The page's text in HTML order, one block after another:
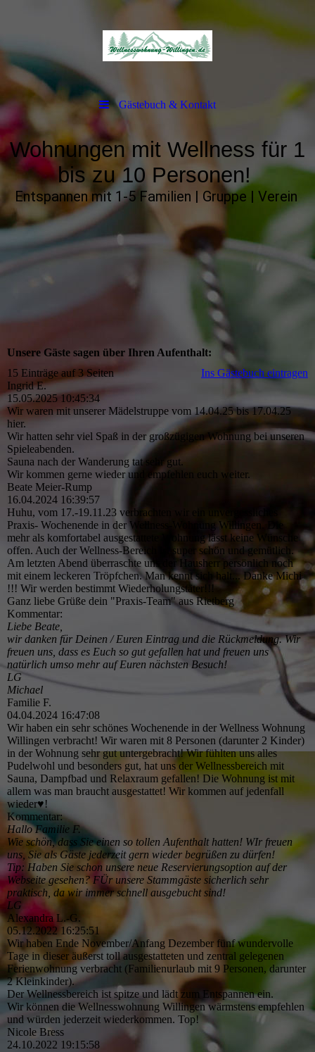
Gästebuch & Kontakt
Wohnungen mit Wellness für 1
bis zu 10 Personen!
Entspannen mit 1-5 Familien | Gruppe | Verein
Unsere Gäste sagen über Ihren Aufenthalt:
15 Einträge auf 3 Seiten
Ins Gästebuch eintragen
Ingrid E.
15.05.2025 10:45:34
Wir waren mit unserer Mädelstruppe vom 14.04.25 bis 17.04.25
hier.
Wir hatten sehr viel Spaß in der großzügigen Wohnung bei unseren
Spieleabenden.
Sauna nach der Wanderung tat sehr gut.
Wir kommen gerne wieder und empfehlen euch weiter.
Beate Meier-Rump
16.04.2024 16:39:57
Huhu, vom 17.-19.11.23 verbrachten wir ein unvergessliches
Praxis- Wochenende in der Wellness-Wohnung Willingen. Die
mehr als komfortabel ausgestattete Wohnung lässt keine Wünsche
offen. Auch der Wellness-Bereich ist super schön und gemütlich.
Am letzten Abend überraschte uns der Hausherr persönlich noch
mit einem leckeren Tröpfchen. Man kennt sich halt... Danke Michi
!!! Wir werden bestimmt Wiederholungstäter!!!
Ganz liebe Grüße dein "Praxis-Team" aus Rietberg
Kommentar:
Liebe Beate,
wir danken für Deinen / Euren Eintrag und die Rückmeldung. Wir
freuen uns, dass es Euch so gut gefallen hat und freuen uns
natürlich umso mehr auf Euren nächsten Besuch!
LG
Michael
Familie F.
04.04.2024 16:47:08
Wir haben ein sehr schönes Wochenende in der Wellness Wohnung
Willingen verbracht! Wir waren mit 8 Personen (darunter 2 Kinder)
in der Wohnung sehr gut untergebracht! Wir fühlten uns alles
Pudelwohl und besonders gut, hat uns der Wellnessbereich mit
Sauna, Dampfbad und Relaxraum gefallen! Die Wohnung ist mit
allem was man braucht ausgestattet! Wir kommen auf jedenfall
wieder♥️!
Kommentar:
Hallo Familie F.
Wie schön, dass Sie einen so tollen Aufenthalt hatten! WIr freuen
uns, Sie als Gäste jederzeit gern wieder begrüßen zu dürfen!
Tip: Haben Sie schon unsere neue Reservierungsoption auf der
Webseite gesehen? FÜr unsere Stammgäste sicherlich sehr
praktisch, da wir immer schnell ausgebucht sind!
LG
Alexandra L.-G.
05.12.2022 16:25:51
Wir haben Ende November/Anfang Dezember fünf wundervolle
Tage in dieser äußerst toll ausgestatteten und zentral gelegenen
Ferienwohnung verbracht (Familienurlaub mit 9 Personen, darunter
2 Kleinkinder).
Der Wellnessbereich ist spitze und lädt zum Entspannen ein.
Wir können die Wellnesswohnung Willingen wärmstens empfehlen
und würden jederzeit wiederkommen. Top!
Nicole Bress
24.10.2022 19:15:58